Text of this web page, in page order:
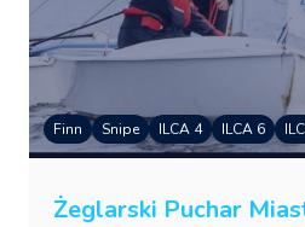
Finn Snipe ILCA 4 ILCA 6
Żeglarski Puchar